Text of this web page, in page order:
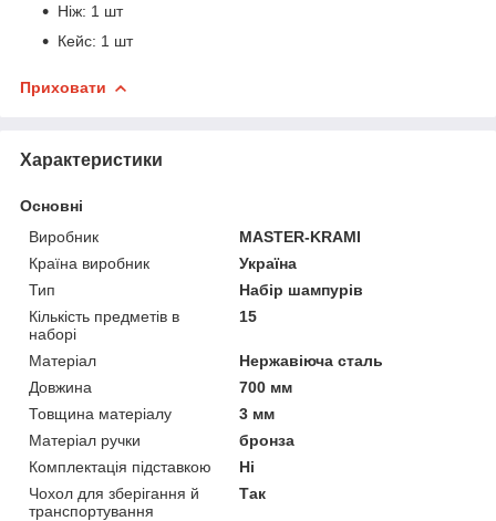
Ніж: 1 шт
Кейс: 1 шт
Приховати
Характеристики
Основні
Виробник
MASTER-KRAMI
Країна виробник
Україна
Тип
Набір шампурів
Кількість предметів в
наборі
15
Матеріал
Нержавіюча сталь
Довжина
700 мм
Товщина матеріалу
3 мм
Матеріал ручки
бронза
Комплектація підставкою
Ні
Чохол для зберігання й
транспортування
Так